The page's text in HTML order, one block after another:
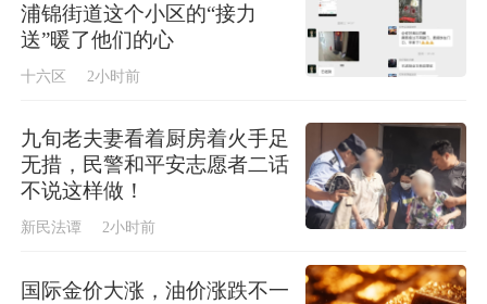
浦锦街道这个小区的“接力
送”暖了他们的心
十六区 2小时前
九旬老夫妻看着厨房着火手足
无措，民警和平安志愿者二话
不说这样做！
新民法谭 2小时前
国际金价大涨，油价涨跌不一